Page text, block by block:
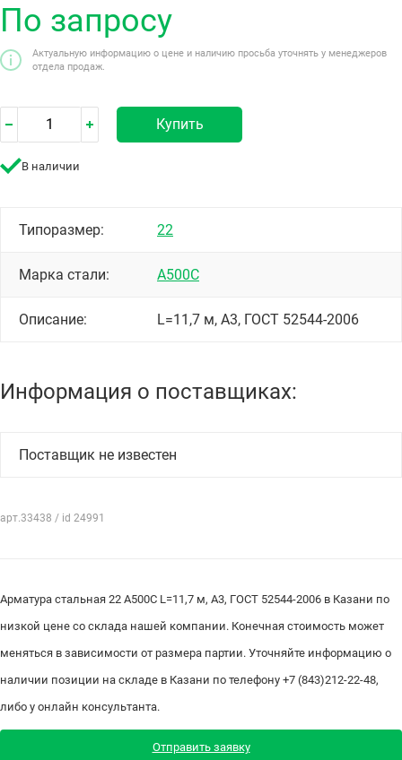
По запросу
Актуальную информацию о цене и наличию просьба уточнять у менеджеров
отдела продаж.
Купить
В наличии
Типоразмер: 22
Марка стали: А500С
Описание: L=11,7 м, А3, ГОСТ 52544-2006
Информация о поставщиках:
Поставщик не известен
арт.33438 / id 24991
Арматура стальная 22 А500С L=11,7 м, А3, ГОСТ 52544-2006 в Казани по
низкой цене со склада нашей компании. Конечная стоимость может
меняться в зависимости от размера партии. Уточняйте информацию о
наличии позиции на складе в Казани по телефону +7 (843)212-22-48,
либо у онлайн консультанта.
Отправить заявку